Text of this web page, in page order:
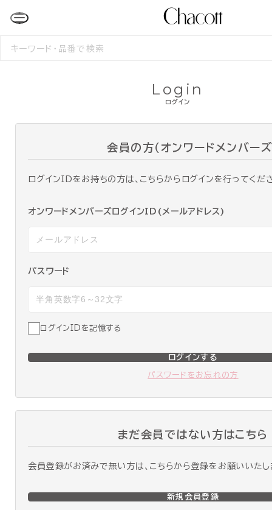
検
ログイン
Login
会員の方（オンワードメンバーズ
ログインIDをお持ちの方は、こちらからログインを行ってくだ
オンワードメンバーズログインID(メールアドレス)
パスワード
ログインIDを記憶する
ログインする
パスワードをお忘れの方
まだ会員ではない方はこちら
会員登録がお済みで無い方は、こちらから登録をお願いいたし
新規会員登録